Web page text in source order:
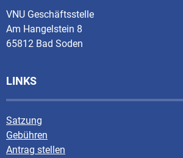
VNU Geschäftsstelle
Am Hangelstein 8
65812 Bad Soden
LINKS
Satzung
Gebühren
Antrag stellen